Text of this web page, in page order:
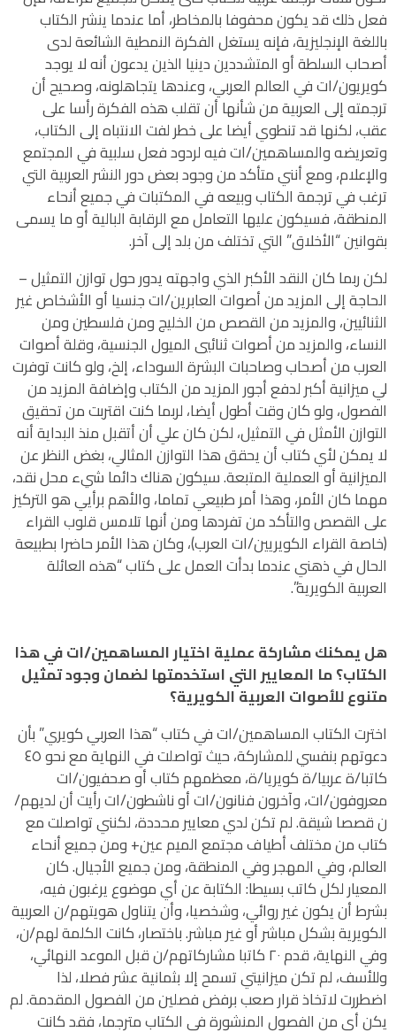
فعل ذلك قد يكون محفوفا بالمخاطر، أما عندما ينشر الكتاب
باللغة الإنجليزية، فإنه يستغل الفكرة النمطية الشائعة لدى
أصحاب السلطة أو المتشددين دينيا الذين يدعون أنه لا يوجد
كويريون/ات في العالم العربي، وعندها يتجاهلونه، وصحيح أن
ترجمته إلى العربية من شأنها أن تقلب هذه الفكرة رأسا على
عقب، لكنها قد تنطوي أيضا على خطر لفت الانتباه إلى الكتاب،
وتعريضه والمساهمين/ات فيه لردود فعل سلبية في المجتمع
والإعلام، ومع أنني متأكد من وجود بعض دور النشر العربية التي
ترغب في ترجمة الكتاب وبيعه في المكتبات في جميع أنحاء
المنطقة، فسيكون عليها التعامل مع الرقابة البالية أو ما يسمى
بقوانين “الأخلاق” التي تختلف من بلد إلى آخر.
لكن ربما كان النقد الأكبر الذي واجهته يدور حول توازن التمثيل –
الحاجة إلى المزيد من أصوات العابرين/ات جنسيا أو الأشخاص غير
الثنائيين، والمزيد من القصص من الخليج ومن فلسطين ومن
النساء، والمزيد من أصوات ثنائيي الميول الجنسية، وقلة أصوات
العرب من أصحاب وصاحبات البشرة السوداء، إلخ، ولو كانت توفرت
لي ميزانية أكبر لدفع أجور المزيد من الكتاب وإضافة المزيد من
الفصول، ولو كان وقت أطول أيضا، لربما كنت اقتربت من تحقيق
التوازن الأمثل في التمثيل، لكن كان علي أن أتقبل منذ البداية أنه
لا يمكن لأي كتاب أن يحقق هذا التوازن المثالي، بغض النظر عن
الميزانية أو العملية المتبعة. سيكون هناك دائما شيء محل نقد،
مهما كان الأمر، وهذا أمر طبيعي تماما، والأهم برأيي هو التركيز
على القصص والتأكد من تفردها ومن أنها تلامس قلوب القراء
(خاصة القراء الكويريين/ات العرب)، وكان هذا الأمر حاضرا بطبيعة
الحال في ذهني عندما بدأت العمل على كتاب “هذه العائلة
العربية الكويرية”.
هل يمكنك مشاركة عملية اختيار المساهمين/ات في هذا
الكتاب؟ ما المعايير التي استخدمتها لضمان وجود تمثيل
متنوع للأصوات العربية الكويرية؟
اخترت الكتاب المساهمين/ات في كتاب “هذا العربي كويري” بأن
دعوتهم بنفسي للمشاركة، حيث تواصلت في النهاية مع نحو ٤٥
كاتبا/ة عربيا/ة كويريا/ة، معظمهم كتاب أو صحفيون/ات
معروفون/ات، وآخرون فنانون/ات أو ناشطون/ات رأيت أن لديهم/
ن قصصا شيقة. لم تكن لدي معايير محددة، لكنني تواصلت مع
كتاب من مختلف أطياف مجتمع الميم عين+ ومن جميع أنحاء
العالم، وفي المهجر وفي المنطقة، ومن جميع الأجيال. كان
المعيار لكل كاتب بسيطا: الكتابة عن أي موضوع يرغبون فيه،
بشرط أن يكون غير روائي، وشخصيا، وأن يتناول هويتهم/ن العربية
الكويرية بشكل مباشر أو غير مباشر. باختصار، كانت الكلمة لهم/ن،
وفي النهاية، قدم ٢٠ كاتبا مشاركاتهم/ن قبل الموعد النهائي،
وللأسف، لم تكن ميزانيتي تسمح إلا بثمانية عشر فصلا، لذا
اضطررت لاتخاذ قرار صعب برفض فصلين من الفصول المقدمة. لم
يكن أي من الفصول المنشورة في الكتاب مترجما، فقد كانت